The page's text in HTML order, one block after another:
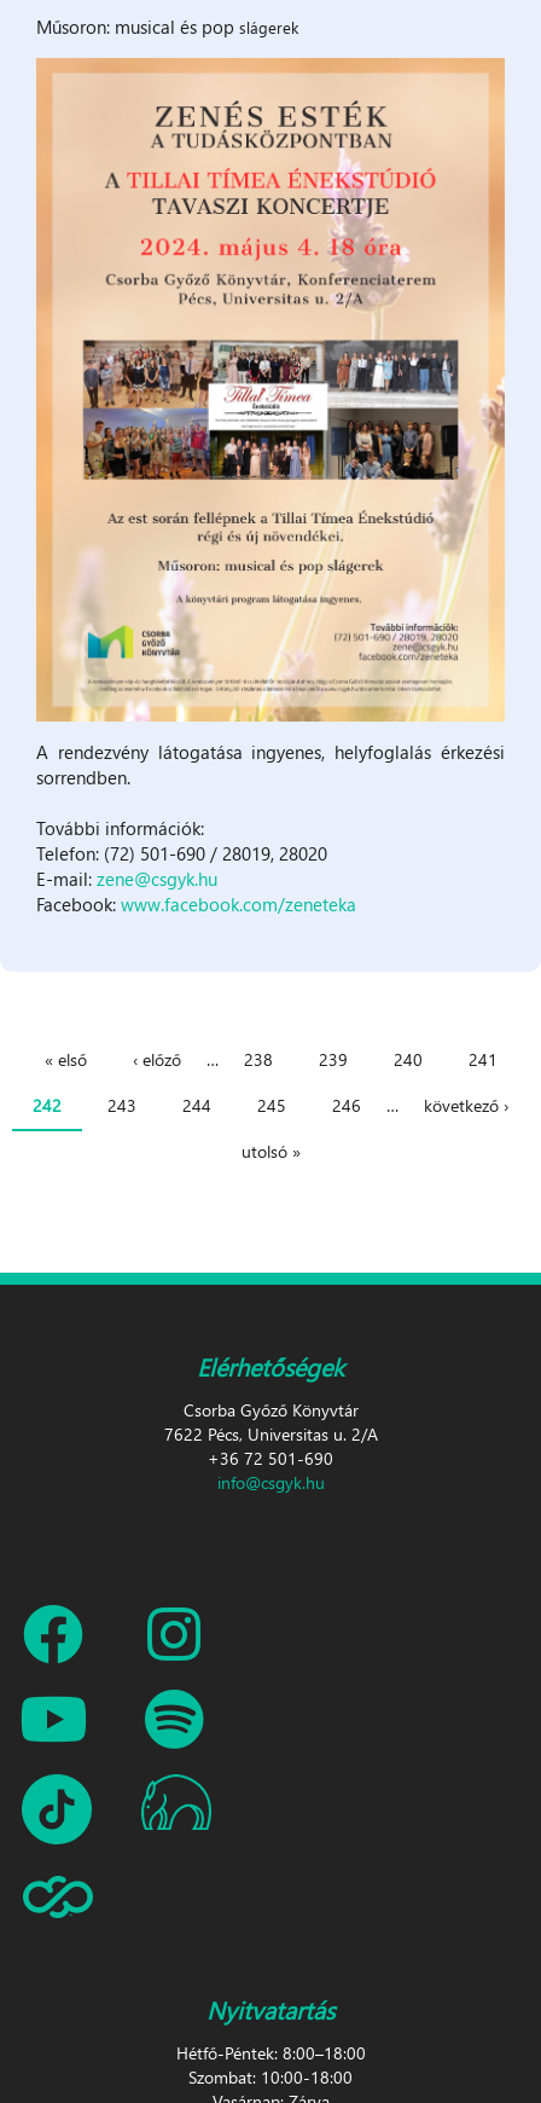
Műsoron: musical és pop slágerek
A rendezvény látogatása ingyenes, helyfoglalás érkezési
sorrendben.
További információk:
Telefon: (72) 501-690 / 28019, 28020
E-mail: zene@csgyk.hu
Facebook: www.facebook.com/zeneteka
« első ‹ előző … 238 239 240
241
242
243 244 245 246 …
következő ›
utolsó »
Elérhetőségek
Csorba Győző Könyvtár
7622 Pécs, Universitas u. 2/A
+36 72 501-690
info@csgyk.hu
Nyitvatartás
Hétfő-Péntek: 8:00–18:00
Szombat: 10:00-18:00